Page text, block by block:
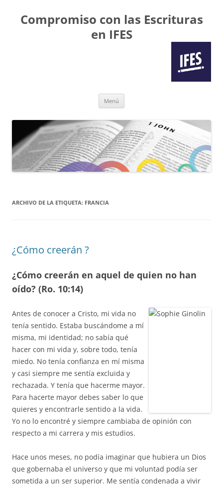
Compromiso con las Escrituras
en IFES
Menú
ARCHIVO DE LA ETIQUETA: FRANCIA
¿Cómo creerán ?
¿Cómo creerán en aquel de quien no han
oído? (Ro. 10:14)
Antes de conocer a Cristo, mi vida no
tenía sentido. Estaba buscándome a mí
misma, mi identidad; no sabía qué
hacer con mi vida y, sobre todo, tenía
miedo. No tenía confianza en mí misma
y casi siempre me sentía excluida y
rechazada. Y tenía que hacerme mayor.
Para hacerte mayor debes saber lo que
quieres y encontrarle sentido a la vida.
Yo no lo encontré y siempre cambiaba de opinión con
respecto a mi carrera y mis estudios.
Hace unos meses, no podía imaginar que hubiera un Dios
que gobernaba el universo y que mi voluntad podía ser
sometida a un ser superior. Me sentía condenada a vivir